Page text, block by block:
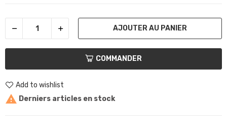
AJOUTER AU PANIER
COMMANDER
Add to wishlist
 Derniers articles en stock